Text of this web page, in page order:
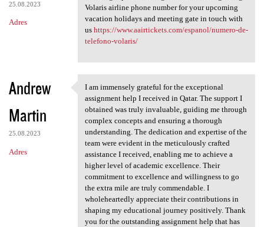
25.08.2023
Adres
Volaris airline phone number for your upcoming
vacation holidays and meeting gate in touch with
us https://www.aairtickets.com/espanol/numero-de-
telefono-volaris/
Andrew
Martin
25.08.2023
Adres
I am immensely grateful for
I am immensely grateful for the exceptional
assignment help I received in Qatar. The support I
obtained was truly invaluable, guiding me through
complex concepts and ensuring a thorough
understanding. The dedication and expertise of the
team were evident in the meticulously crafted
assistance I received, enabling me to achieve a
higher level of academic excellence. Their
commitment to excellence and willingness to go
the extra mile are truly commendable. I
wholeheartedly appreciate their contributions in
shaping my educational journey positively. Thank
you for the outstanding assignment help that has